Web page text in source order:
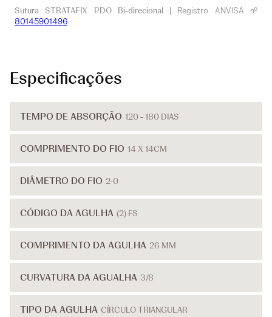
Sutura STRATAFIX PDO Bi-direcional | Registro ANVISA nº
80145901496
Especificações
TEMPO DE ABSORÇÃO 120 - 180 DIAS
COMPRIMENTO DO FIO 14 X 14CM
DIÂMETRO DO FIO 2-0
CÓDIGO DA AGULHA (2) FS
COMPRIMENTO DA AGULHA 26 MM
CURVATURA DA AGUALHA 3/8
TIPO DA AGULHA CÍRCULO TRIANGULAR